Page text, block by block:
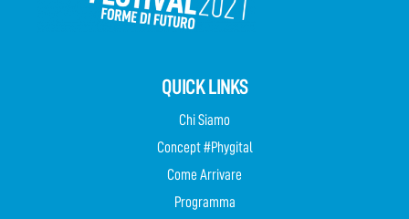
QUICK LINKS
Chi Siamo
Concept #Phygital
Come Arrivare
Programma